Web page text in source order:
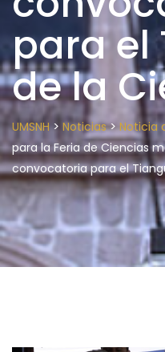
para el
de la
UMSNH> Noticias>Noticia
para la Feria de Ciencias
convocatoria para el